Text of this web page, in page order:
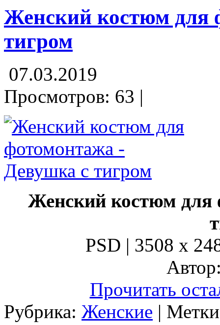
Женский костюм для
тигром
07.03.2019
Просмотров: 63 |
Женский костюм
PSD | 3508 x
Прочитать
Рубрика: Женские |